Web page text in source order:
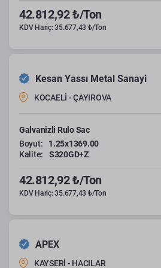
42.812,92 ₺/Ton
KDV Hariç: 35.677,43 ₺/Ton
Kesan Yassı Metal Sanayi
KOCAELİ - ÇAYIROVA
Galvanizli Rulo Sac
Boyut:
1.25x1369.00
Kalite:
S320GD+Z
42.812,92 ₺/Ton
KDV Hariç: 35.677,43 ₺/Ton
APEX
KAYSERİ - HACILAR